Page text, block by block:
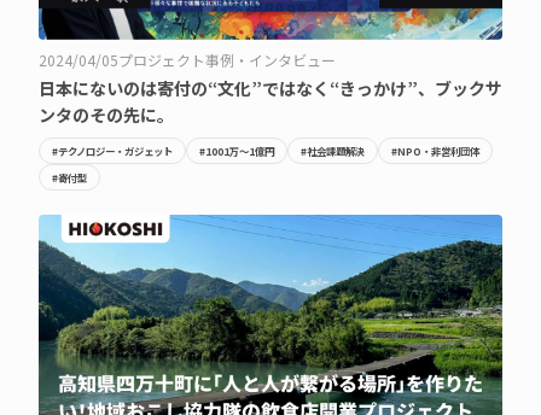
2024/04/05プロジェクト事例・インタビュー
日本にないのは寄付の“文化”ではなく“きっかけ”、ブックサ
ンタのその先に。
#テクノロジー・ガジェット #1001万〜1億円 #社会課題解決
#NPO・非営利団体
#寄付型